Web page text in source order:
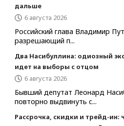
дальше
6 августа 2026
Российский глава Владимир
разрешающий п...
Два Насибуллина: одиозный
идет на выборы с отцом
6 августа 2026
Бывший депутат Леонард
повторно выдвинуть с...
Рассрочка, скидки и трейд-ин: